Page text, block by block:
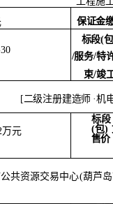
保证金
标段(
/服务/特
束/竣
[二级注册建造师 ·机
万元
标段
(包)
售价
共资源交易中心(葫芦